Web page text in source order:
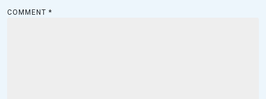
COMMENT *